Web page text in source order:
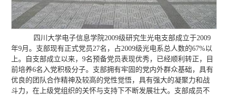
四川大学电子信息学院2009级研究生光电支部成立于2009
年9月。支部现有正式党员27名，占2009级光电系总人数的67%以
上。自支部成立以来，9名预备党员表现优秀，已经顺利转正，目
前培养6名入党积极分子。支部拥有牢固的党内外群众基础，具有
优良的团队合作精神及较高的党性觉悟，具有强大的凝聚力和战
斗力，在上级党组织的关怀与支持下不断发展壮大。支部成员不